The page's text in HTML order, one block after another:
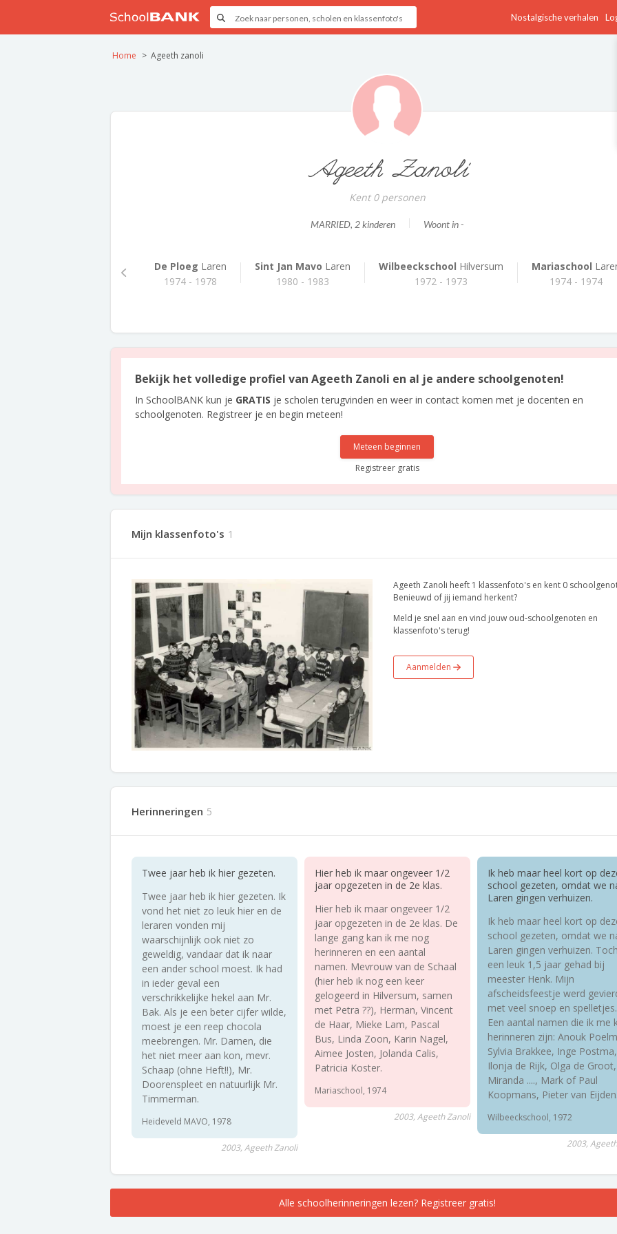
Nostalgische verhalen
Home Ageeth zanoli
Ageeth Zanoli
Kent 0 personen
MARRIED, 2 kinderen Woont in -
De Ploeg Laren
1974 - 1978
Sint Jan Mavo Laren
1980 - 1983
Wilbeeckschool Hilversum
1972 - 1973
Mariaschool
1974 - 1974
Bekijk het volledige profiel van Ageeth Zanoli en al je andere schoolgenoten!
In SchoolBANK kun je GRATIS je scholen terugvinden en weer in contact komen met je docenten en
schoolgenoten. Registreer je en begin meteen!
Meteen beginnen
Registreer gratis
Mijn klassenfoto's 1
Ageeth Zanoli heeft 1 klassenfoto's en kent 0
Benieuwd of jij iemand herkent?
Meld je snel aan en vind jouw oud-schoolgenoten en
klassenfoto's terug!
Aanmelden
Herinneringen 5
Twee jaar heb ik hier gezeten.
Twee jaar heb ik hier gezeten. Ik
vond het niet zo leuk hier en de
leraren vonden mij
waarschijnlijk ook niet zo
geweldig, vandaar dat ik naar
een ander school moest. Ik had
in ieder geval een
verschrikkelijke hekel aan Mr.
Bak. Als je een beter cijfer wilde,
moest je een reep chocola
meebrengen. Mr. Damen, die
het niet meer aan kon, mevr.
Schaap (ohne Heft!!), Mr.
Doorenspleet en natuurlijk Mr.
Timmerman.
Heideveld MAVO, 1978
2003, Ageeth Zanoli
Hier heb ik maar ongeveer 1/2
jaar opgezeten in de 2e klas.
Hier heb ik maar ongeveer 1/2
jaar opgezeten in de 2e klas. De
lange gang kan ik me nog
herinneren en een aantal
namen. Mevrouw van de Schaal
(hier heb ik nog een keer
gelogeerd in Hilversum, samen
met Petra ??), Herman, Vincent
de Haar, Mieke Lam, Pascal
Bus, Linda Zoon, Karin Nagel,
Aimee Josten, Jolanda Calis,
Patricia Koster.
Mariaschool, 1974
2003, Ageeth Zanoli
Ik heb maar heel kort op
school gezeten, omdat we
Laren gingen verhuizen.
Ik heb maar heel kort op
school gezeten, omdat we
Laren gingen verhuizen.
een leuk 1,5 jaar gehad bij
meester Henk. Mijn
afscheidsfeestje werd
met veel snoep en spelletjes.
Een aantal namen die ik me
herinneren zijn: Anouk
Sylvia Brakkee, Inge Postma,
Ilonja de Rijk, Olga de Groot,
Miranda ...., Mark of Paul
Koopmans, Pieter van
Wilbeeckschool, 1972
2003,
Alle schoolherinneringen lezen? Registreer gratis!